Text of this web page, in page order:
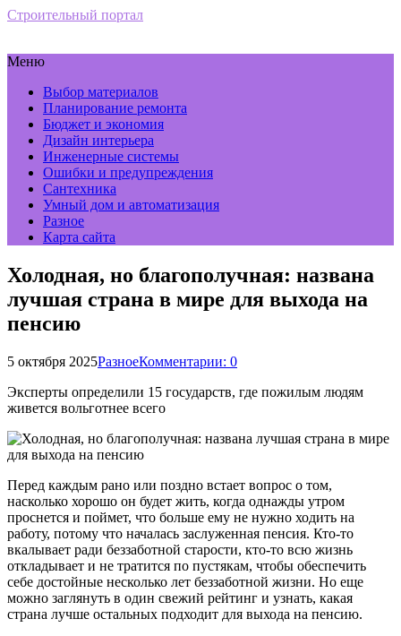
Строительный портал
Меню
Выбор материалов
Планирование ремонта
Бюджет и экономия
Дизайн интерьера
Инженерные системы
Ошибки и предупреждения
Сантехника
Умный дом и автоматизация
Разное
Карта сайта
Холодная, но благополучная: названа
лучшая страна в мире для выхода на
пенсию
5 октября 2025РазноеКомментарии: 0
Эксперты определили 15 государств, где пожилым людям
живется вольготнее всего
Перед каждым рано или поздно встает вопрос о том,
насколько хорошо он будет жить, когда однажды утром
проснется и поймет, что больше ему не нужно ходить на
работу, потому что началась заслуженная пенсия. Кто-то
вкалывает ради беззаботной старости, кто-то всю жизнь
откладывает и не тратится по пустякам, чтобы обеспечить
себе достойные несколько лет беззаботной жизни. Но еще
можно заглянуть в один свежий рейтинг и узнать, какая
страна лучше остальных подходит для выхода на пенсию.